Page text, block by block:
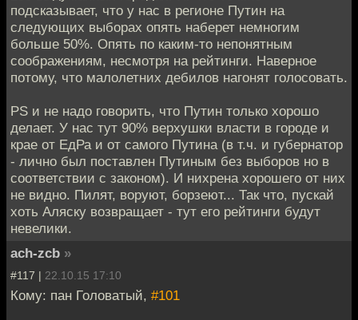
подсказывает, что у нас в регионе Путин на
следующих выборах опять наберет немногим
больше 50%. Опять по каким-то непонятным
соображениям, несмотря на рейтинги. Наверное
потому, что малолетних дебилов нагонят голосовать.
PS и не надо говорить, что Путин только хорошо
делает. У нас тут 90% верхушки власти в городе и
крае от ЕдРа и от самого Путина (в т.ч. и губернатор
- лично был поставлен Путиным без выборов но в
соответствии с законом). И нихрена хорошего от них
не видно. Пилят, воруют, борзеют... Так что, пускай
хоть Аляску возвращает - тут его рейтинги будут
невелики.
ach-zcb »
#117 | 22.10.15 17:10
Кому: пан Головатый, #101